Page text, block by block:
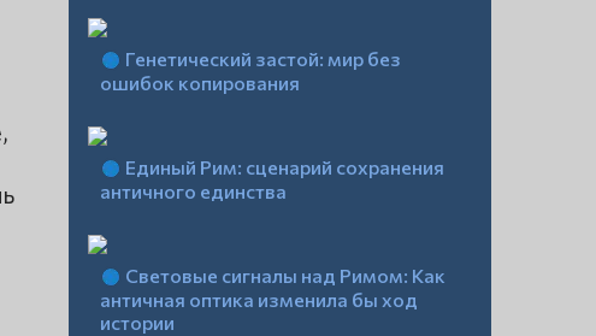
Генетический застой: мир без
ошибок копирования
Единый Рим: сценарий сохранения
античного единства
Световые сигналы над Римом: Как
античная оптика изменила бы ход
истории